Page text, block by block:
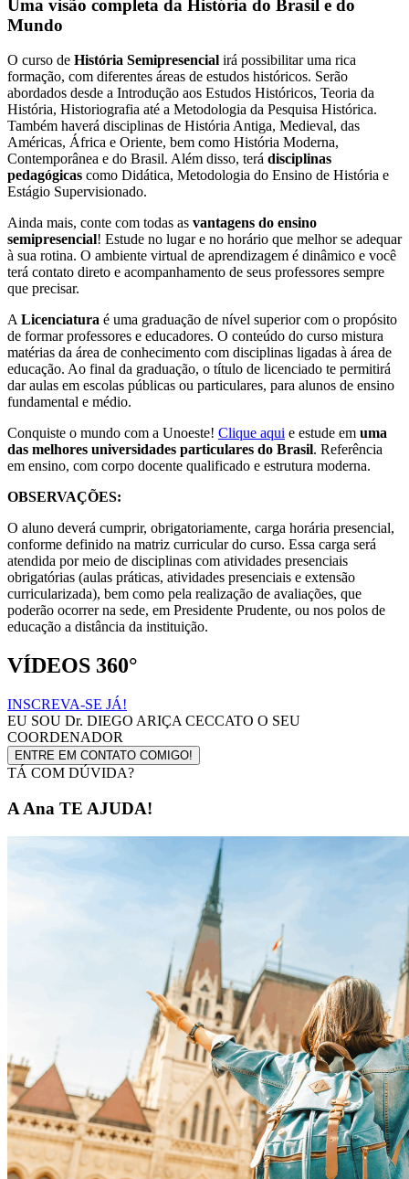
Uma visão completa da História do Brasil e do
Mundo
O curso de História Semipresencial irá possibilitar uma rica
formação, com diferentes áreas de estudos históricos. Serão
abordados desde a Introdução aos Estudos Históricos, Teoria da
História, Historiografia até a Metodologia da Pesquisa Histórica.
Também haverá disciplinas de História Antiga, Medieval, das
Américas, África e Oriente, bem como História Moderna,
Contemporânea e do Brasil. Além disso, terá disciplinas
pedagógicas como Didática, Metodologia do Ensino de História e
Estágio Supervisionado.
Ainda mais, conte com todas as vantagens do ensino
semipresencial! Estude no lugar e no horário que melhor se adequar
à sua rotina. O ambiente virtual de aprendizagem é dinâmico e você
terá contato direto e acompanhamento de seus professores sempre
que precisar.
ALicenciatura é uma graduação de nível superior com o propósito
de formar professores e educadores. O conteúdo do curso mistura
matérias da área de conhecimento com disciplinas ligadas à área de
educação. Ao final da graduação, o título de licenciado te permitirá
dar aulas em escolas públicas ou particulares, para alunos de ensino
fundamental e médio.
Conquiste o mundo com a Unoeste! Clique aqui e estude em uma
das melhores universidades particulares do Brasil. Referência
em ensino, com corpo docente qualificado e estrutura moderna.
OBSERVAÇÕES:
O aluno deverá cumprir, obrigatoriamente, carga horária presencial,
conforme definido na matriz curricular do curso. Essa carga será
atendida por meio de disciplinas com atividades presenciais
obrigatórias (aulas práticas, atividades presenciais e extensão
curricularizada), bem como pela realização de avaliações, que
poderão ocorrer na sede, em Presidente Prudente, ou nos polos de
educação a distância da instituição.
VÍDEOS 360°
INSCREVA-SE JÁ!
EU SOU Dr. DIEGO ARIÇA CECCATO O SEU
COORDENADOR
ENTRE EM CONTATO COMIGO!
TÁ COM DÚVIDA?
A Ana TE AJUDA!